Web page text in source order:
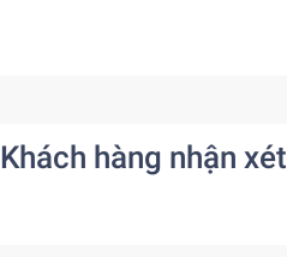
Khách hàng nhận xét